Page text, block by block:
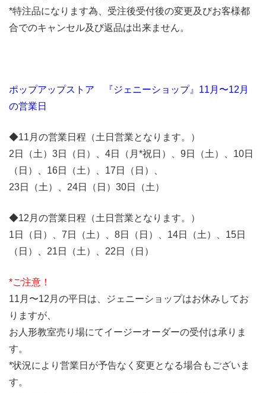
*特注品になります為、受注後受付後の変更及びお客様都
合でのキャンセル及び返品は出来ません。
ポップアップストア 『ジェニーショップ』11月〜12月
の営業日
◆11月の営業日程（土日営業となります。）
2日（土）3日（日）、4日（月*祝日）、9日（土）、10日
（日）、16日（土）、17日（日）、
23日（土）、24日（日）30日（土）
◆12月の営業日程（土日営業となります。）
1日（日）、7日（土）、8日（日）、14日（土）、15日
（日）、21日（土）、22日（日）
*ご注意！
11月〜12月の平日は、ジェニーショップはお休みしてお
りますが、
お人形教室売り場にてイージーオーダーの受付は承りま
す。
*状況により営業日が予告なく変更となる場合もございま
す。